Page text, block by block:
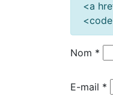
<a
Nom *
E-mail *